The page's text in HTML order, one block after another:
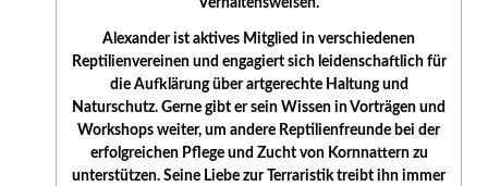
Verhaltensweisen.
Alexander ist aktives Mitglied in verschiedenen
Reptilienvereinen und engagiert sich leidenschaftlich für
die Aufklärung über artgerechte Haltung und
Naturschutz. Gerne gibt er sein Wissen in Vorträgen und
Workshops weiter, um andere Reptilienfreunde bei der
erfolgreichen Pflege und Zucht von Kornnattern zu
unterstützen. Seine Liebe zur Terraristik treibt ihn immer